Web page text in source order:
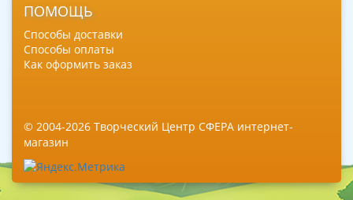
ПОМОЩЬ
Способы доставки
Способы оплаты
Как оформить заказ
© 2004-2026 Творческий Центр СФЕРА интернет-
магазин